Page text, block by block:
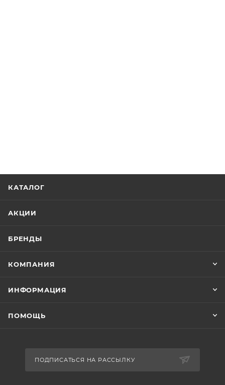
КАТАЛОГ
АКЦИИ
БРЕНДЫ
КОМПАНИЯ
ИНФОРМАЦИЯ
ПОМОЩЬ
ПОДПИСАТЬСЯ НА РАССЫЛКУ